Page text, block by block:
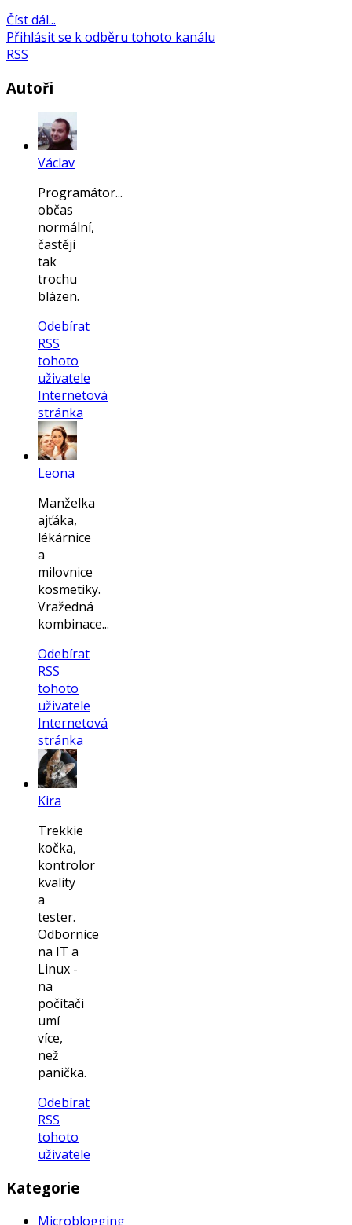
Číst dál...
Přihlásit se k odběru tohoto kanálu
RSS
Autoři
Václav
Programátor...
občas
normální,
častěji
tak
trochu
blázen.
Odebírat
RSS
tohoto
uživatele
Internetová
stránka
Leona
Manželka
ajťáka,
lékárnice
a
milovnice
kosmetiky.
Vražedná
kombinace...
Odebírat
RSS
tohoto
uživatele
Internetová
stránka
Kira
Trekkie
kočka,
kontrolor
kvality
a
tester.
Odbornice
na IT a
Linux -
na
počítači
umí
více,
než
panička.
Odebírat
RSS
tohoto
uživatele
Kategorie
Microblogging